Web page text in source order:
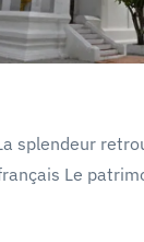
splendeur
Le